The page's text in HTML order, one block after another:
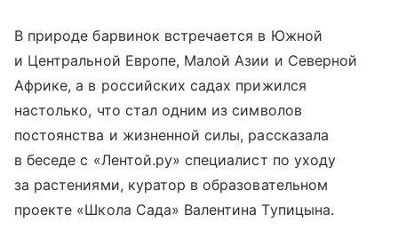
В природе барвинок встречается в Южной
и Центральной Европе, Малой Азии и Северной
Африке, а в российских садах прижился
настолько, что стал одним из символов
постоянства и жизненной силы, рассказала
в беседе с «Лентой.ру» специалист по уходу
за растениями, куратор в образовательном
проекте «Школа Сада» Валентина Тупицына.